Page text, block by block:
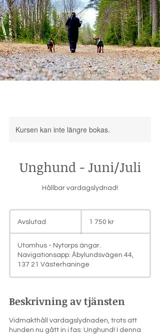
Kursen kan inte längre bokas.
Unghund - Juni/Juli
Hållbar vardagslydnad!
Avslutad
v
a
svenska
kronor1 750 kr
Utomhus - Nytorps ängar.
Navigationsapp: Åbylundsvägen 44,
137 21 Västerhaninge
Beskrivning av tjänsten
Vidmakthåll vardagslydnaden, trots att
hunden nu gått in i fas: Unghund! I denna